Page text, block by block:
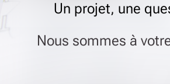
Un projet, une
Nous sommes à